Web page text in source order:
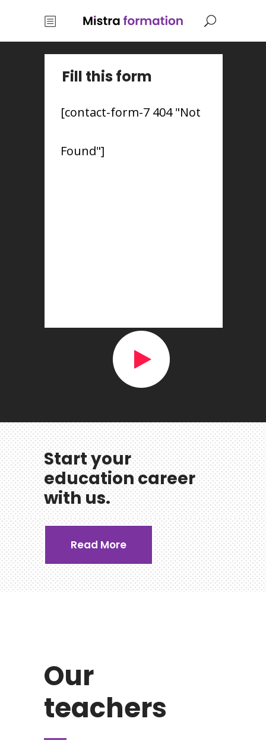
Fill this form
[contact-form-7 404 "Not
Found"]
Start your
education career
with us.
Read More
Our
teachers